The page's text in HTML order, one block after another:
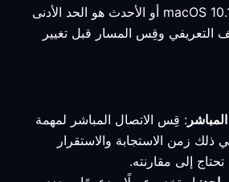
: الإصدار macOS 10.15 أو الأحدث هو الحد الأدنى
التعريفي وقِس المسار قبل تغيير
: قِس الاتصال المباشر لمهمة
ذلك زمن الاستجابة والاستقرار
إلى مقارنته.